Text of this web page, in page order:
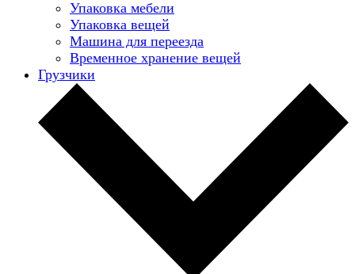
Упаковка мебели
Упаковка вещей
Машина для переезда
Временное хранение вещей
Грузчики